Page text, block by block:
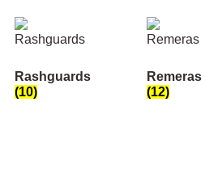
Rashguards
(10)
Remeras
(12)